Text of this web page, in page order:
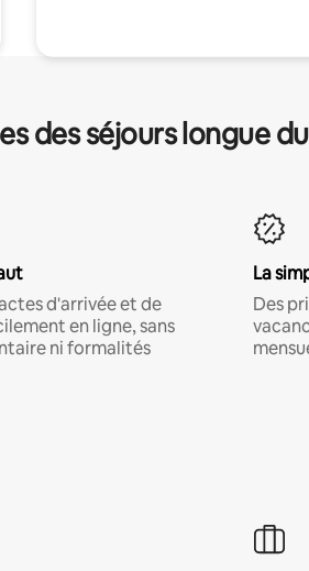
des séjours longue
d'arrivée et de
en ligne, sans
ni formalités
La
Des